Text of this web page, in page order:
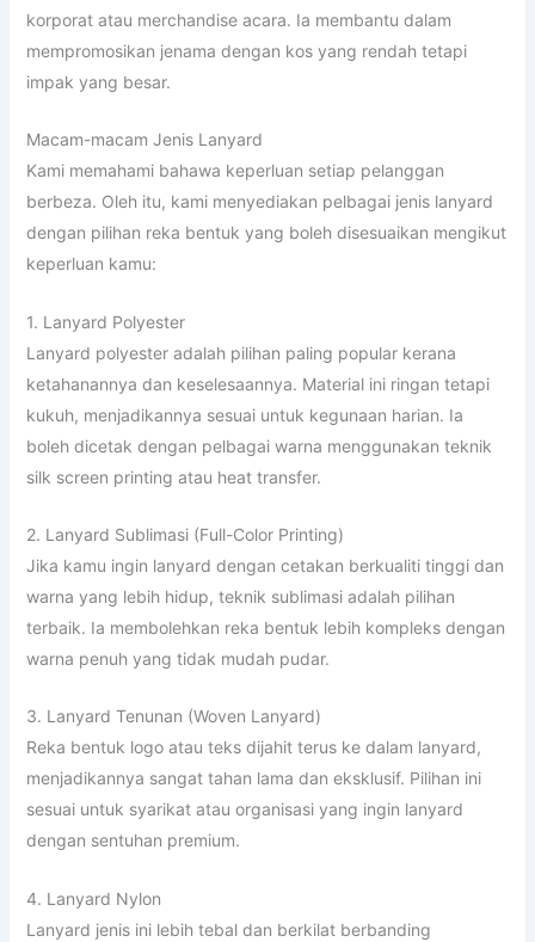
korporat atau merchandise acara. Ia membantu dalam
mempromosikan jenama dengan kos yang rendah tetapi
impak yang besar.
Macam-macam Jenis Lanyard
Kami memahami bahawa keperluan setiap pelanggan
berbeza. Oleh itu, kami menyediakan pelbagai jenis lanyard
dengan pilihan reka bentuk yang boleh disesuaikan mengikut
keperluan kamu:
1. Lanyard Polyester
Lanyard polyester adalah pilihan paling popular kerana
ketahanannya dan keselesaannya. Material ini ringan tetapi
kukuh, menjadikannya sesuai untuk kegunaan harian. Ia
boleh dicetak dengan pelbagai warna menggunakan teknik
silk screen printing atau heat transfer.
2. Lanyard Sublimasi (Full-Color Printing)
Jika kamu ingin lanyard dengan cetakan berkualiti tinggi dan
warna yang lebih hidup, teknik sublimasi adalah pilihan
terbaik. Ia membolehkan reka bentuk lebih kompleks dengan
warna penuh yang tidak mudah pudar.
3. Lanyard Tenunan (Woven Lanyard)
Reka bentuk logo atau teks dijahit terus ke dalam lanyard,
menjadikannya sangat tahan lama dan eksklusif. Pilihan ini
sesuai untuk syarikat atau organisasi yang ingin lanyard
dengan sentuhan premium.
4. Lanyard Nylon
Lanyard jenis ini lebih tebal dan berkilat berbanding